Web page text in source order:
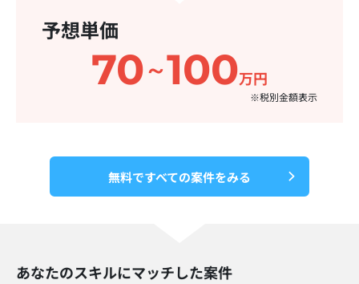
予想単価
70～100万円
※税別金額表示​
無料ですべての案件をみる
あなたのスキルにマッチした案件